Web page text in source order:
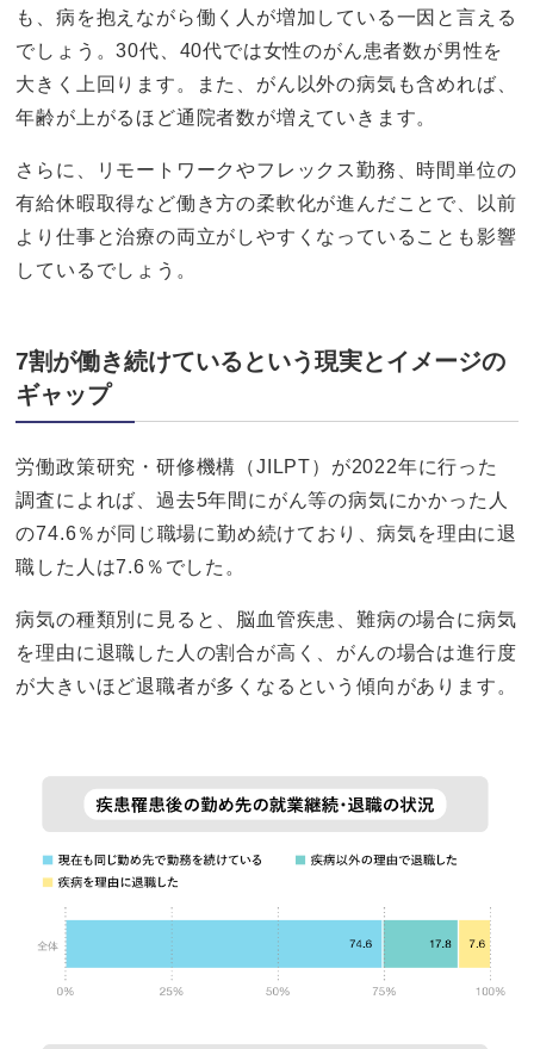
も、病を抱えながら働く人が増加している一因と言える
でしょう。30代、40代では女性のがん患者数が男性を
大きく上回ります。また、がん以外の病気も含めれば、
年齢が上がるほど通院者数が増えていきます。
さらに、リモートワークやフレックス勤務、時間単位の
有給休暇取得など働き方の柔軟化が進んだことで、以前
より仕事と治療の両立がしやすくなっていることも影響
しているでしょう。
7割が働き続けているという現実とイメージの
ギャップ
労働政策研究・研修機構（JILPT）が2022年に行った
調査によれば、過去5年間にがん等の病気にかかった人
の74.6％が同じ職場に勤め続けており、病気を理由に退
職した人は7.6％でした。
病気の種類別に見ると、脳血管疾患、難病の場合に病気
を理由に退職した人の割合が高く、がんの場合は進行度
が大きいほど退職者が多くなるという傾向があります。